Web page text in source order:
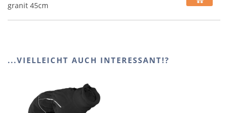
granit 45cm
...VIELLEICHT AUCH INTERESSANT!?